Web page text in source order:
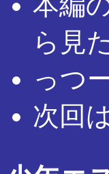
ら見
っつ
次回